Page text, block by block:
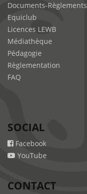
Documents-Règlements
Equiclub
Licences LEWB
Médiathèque
Pédagogie
Règlementation
FAQ
SOCIAL
Facebook
YouTube
CONTACT